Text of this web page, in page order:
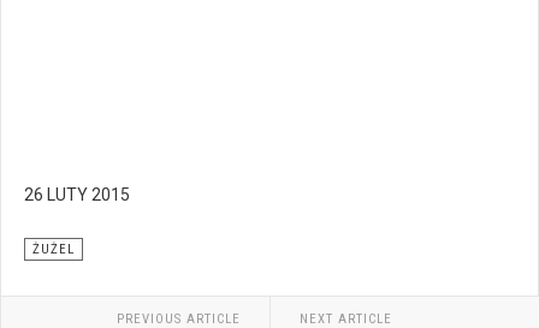
26 LUTY 2015
ŻUŻEL
PREVIOUS ARTICLE NEXT ARTICLE